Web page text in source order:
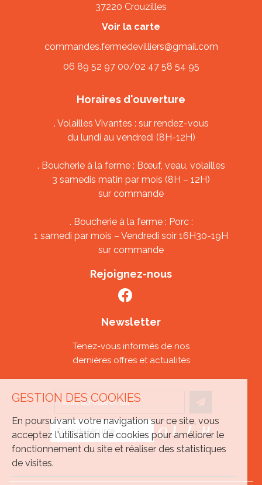
37220 Crouzilles
Voir la carte
commandes.fermedevilliers@gmail.com
06 89 52 97 00/02 47 58 54 95
Horaires d'ouverture
. Volailles Vivantes : sur rendez-vous
du lundi au vendredi (8H-12H)
. Boucherie à la ferme : Bœuf, veau, volailles
3 samedis matin par mois (8H – 12H)
sur commande
. Boucherie à la ferme : Porc :
1 samedi par mois – Vendredi soir 16H30-19H
sur commande
Rejoignez-nous
Newsletter
Tenez-vous informés de nos
dernières offres et actualités
GESTION DES COOKIES
En poursuivant votre navigation sur ce site, vous
acceptez l'utilisation de cookies pour améliorer le
fonctionnement du site et réaliser des statistiques
de visites.